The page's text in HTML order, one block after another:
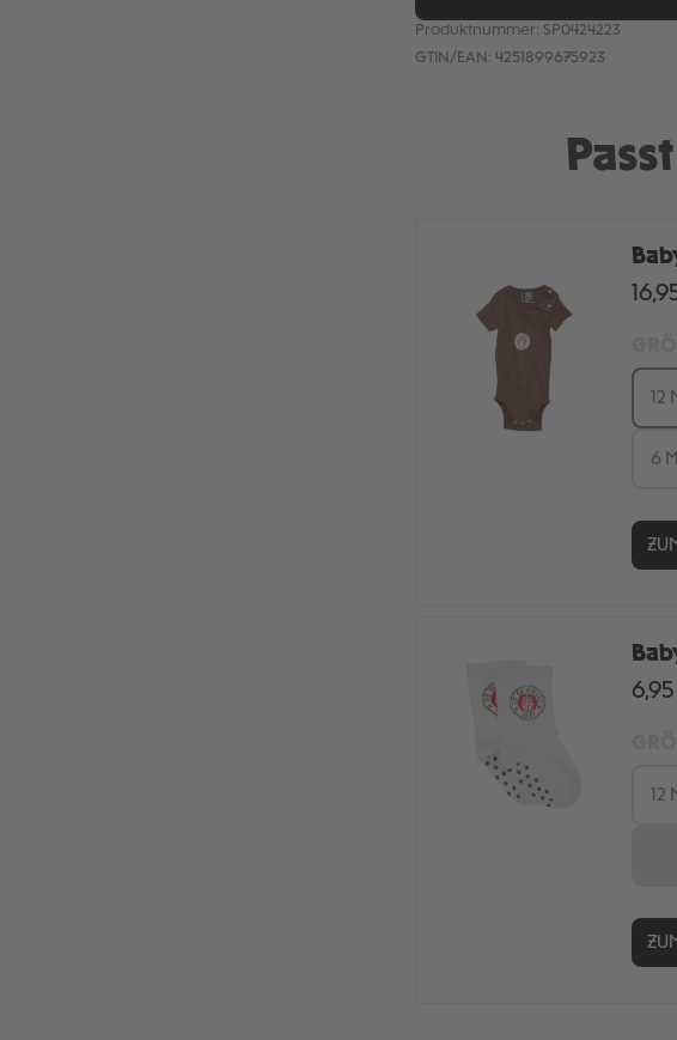
Produktnummer: SP0424223
GTIN/EAN: 4251899675923
12
6
12